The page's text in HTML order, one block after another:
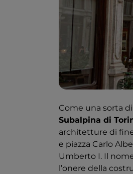
Come una sorta
Subalpina di
architetture di
e piazza Carlo
Umberto I. Il
l’onere della